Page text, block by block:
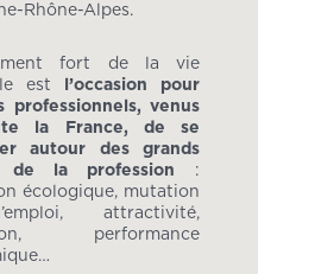
Rhône-Alpes.
fort de la vie
est
l’occasion pour
professionnels, venus
la France, de se
autour des grands
de la profession
:
écologique, mutation
attractivité,
performance